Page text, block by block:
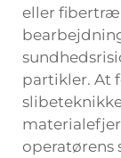
eller
partikler. At